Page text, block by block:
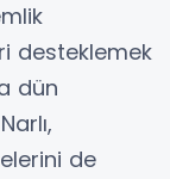
desteklemek
dün
de